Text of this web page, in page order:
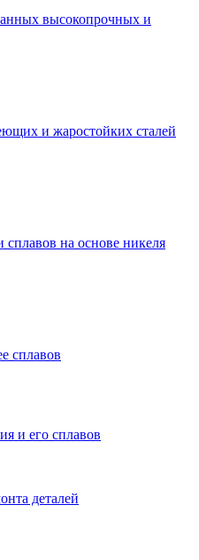
высокопрочных и
и жаростойких сталей
на основе никеля
сплавов
и его сплавов
деталей